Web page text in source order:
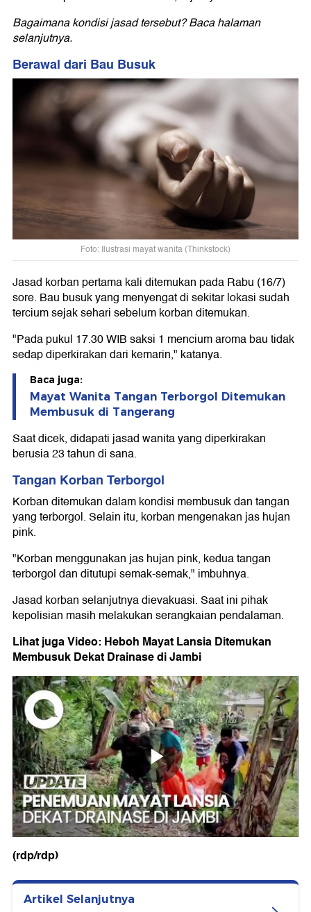
Bagaimana kondisi jasad tersebut? Baca halaman
selanjutnya.
Berawal dari Bau Busuk
Foto: Ilustrasi mayat wanita (Thinkstock)
Jasad korban pertama kali ditemukan pada Rabu (16/7)
sore. Bau busuk yang menyengat di sekitar lokasi sudah
tercium sejak sehari sebelum korban ditemukan.
"Pada pukul 17.30 WIB saksi 1 mencium aroma bau tidak
sedap diperkirakan dari kemarin," katanya.
Baca juga:
Mayat Wanita Tangan Terborgol Ditemukan
Membusuk di Tangerang
Saat dicek, didapati jasad wanita yang diperkirakan
berusia 23 tahun di sana.
Tangan Korban Terborgol
Korban ditemukan dalam kondisi membusuk dan tangan
yang terborgol. Selain itu, korban mengenakan jas hujan
pink.
"Korban menggunakan jas hujan pink, kedua tangan
terborgol dan ditutupi semak-semak," imbuhnya.
Jasad korban selanjutnya dievakuasi. Saat ini pihak
kepolisian masih melakukan serangkaian pendalaman.
Lihat juga Video: Heboh Mayat Lansia Ditemukan
Membusuk Dekat Drainase di Jambi
(rdp/rdp)
Artikel Selanjutnya